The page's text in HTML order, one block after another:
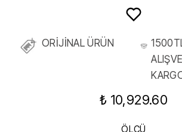
ORİJİNAL ÜRÜN
₺ 10,929.60
ÖLÇÜ